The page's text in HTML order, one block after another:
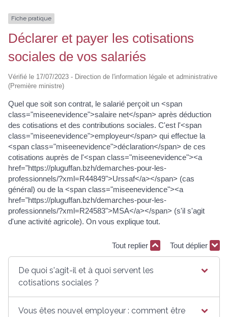
Fiche pratique
Déclarer et payer les cotisations
sociales de vos salariés
Vérifié le 17/07/2023 - Direction de l'information légale et administrative
(Première ministre)
Quel que soit son contrat, le salarié perçoit un <span
class="miseenevidence">salaire net</span> après déduction
des cotisations et des contributions sociales. C'est l'<span
class="miseenevidence">employeur</span> qui effectue la
<span class="miseenevidence">déclaration</span> de ces
cotisations auprès de l'<span class="miseenevidence"><a
href="https://pluguffan.bzh/demarches-pour-les-
professionnels/?xml=R44849">Urssaf</a></span> (cas
général) ou de la <span class="miseenevidence"><a
href="https://pluguffan.bzh/demarches-pour-les-
professionnels/?xml=R24583">MSA</a></span> (s'il s'agit
d'une activité agricole). On vous explique tout.
Tout replier Tout déplier
De quoi s'agit-il et à quoi servent les
cotisations sociales ?
Vous êtes nouvel employeur : comment être